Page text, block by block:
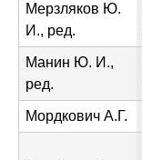
Мерзляков Ю.
И., ред.
Манин Ю. И.,
ред.
Мордкович А.Г.